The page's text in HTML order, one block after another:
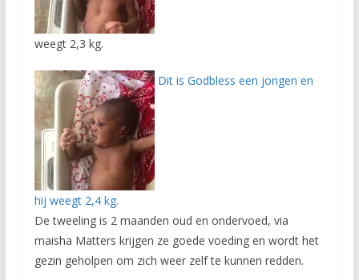
weegt 2,3 kg.
Dit is Godbless een jongen en
hij weegt 2,4 kg.
De tweeling is 2 maanden oud en ondervoed, via
maisha Matters krijgen ze goede voeding en wordt het
gezin geholpen om zich weer zelf te kunnen redden.